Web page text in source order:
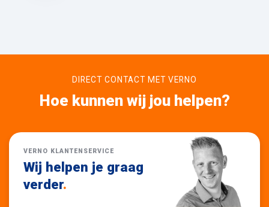
DIRECT CONTACT MET VERNO
Hoe kunnen wij jou helpen?
VERNO KLANTENSERVICE
Wij helpen je graag
verder.